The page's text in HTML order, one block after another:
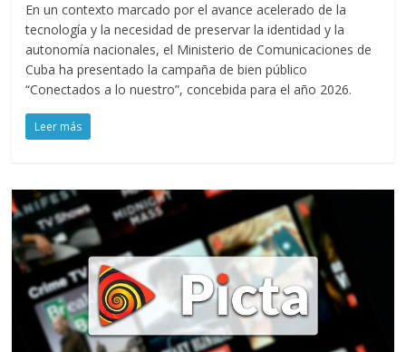
En un contexto marcado por el avance acelerado de la
tecnología y la necesidad de preservar la identidad y la
autonomía nacionales, el Ministerio de Comunicaciones de
Cuba ha presentado la campaña de bien público
“Conectados a lo nuestro”, concebida para el año 2026.
Leer más